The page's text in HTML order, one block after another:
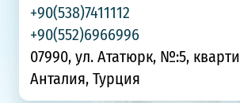
+90(538)7411112
+90(552)6966996
07990, ул. Ататюрк, №:5,
Анталия, Турция